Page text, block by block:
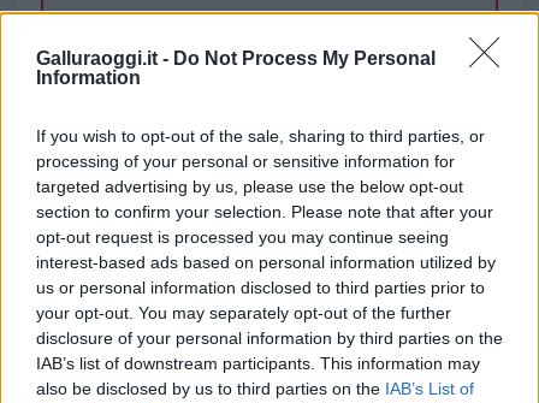
Galluraoggi.it - Do Not Process My Personal
Information
If you wish to opt-out of the sale, sharing to third parties, or
processing of your personal or sensitive information for
targeted advertising by us, please use the below opt-out
section to confirm your selection. Please note that after your
opt-out request is processed you may continue seeing
interest-based ads based on personal information utilized by
us or personal information disclosed to third parties prior to
your opt-out. You may separately opt-out of the further
disclosure of your personal information by third parties on the
IAB’s list of downstream participants. This information may
also be disclosed by us to third parties on the IAB’s List of
sezioneLogin dal menù del sito o
cliccando
TEMI:
Bollettino Coronavirus Sardegna
Coronavirus Gallura
Coronavirus Sardegna
Coronavirus Sassari
Inviaci le tue segnalazioni,
i tuoi video e le tue foto
Su WhatsApp al numero +39
345 356 7512